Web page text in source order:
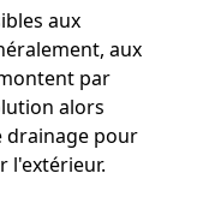
aux
aux
par
alors
drainage pour
l'extérieur.